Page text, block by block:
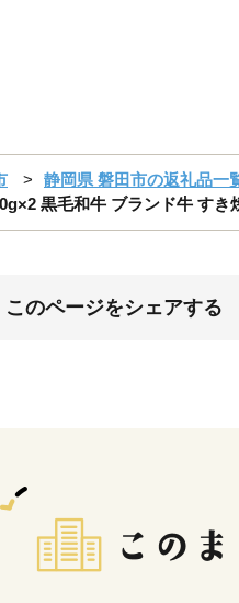
静岡県 磐田市の返礼品一
黒毛和牛 ブランド牛 すき
このページをシェアする